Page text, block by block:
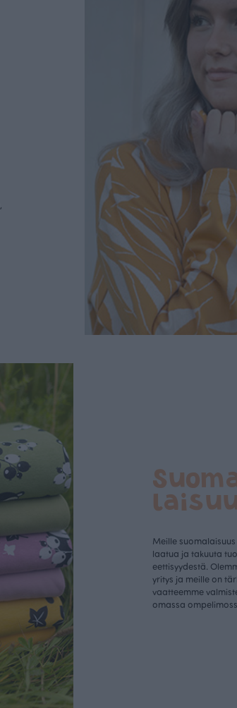
Meille
laatua ja takuuta
eettisyydestä.
yritys ja meille on
vaatteemme
omassa